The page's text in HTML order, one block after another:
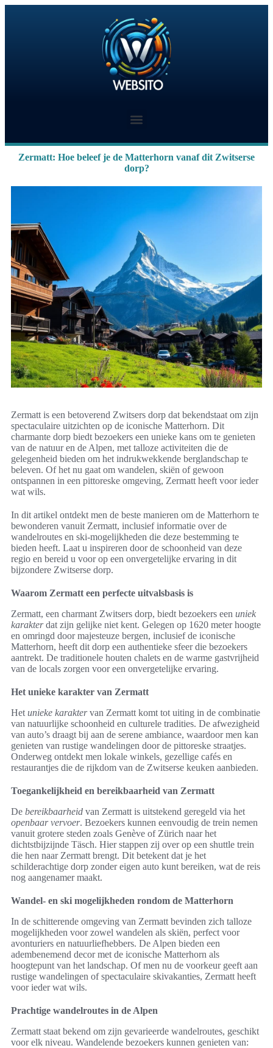
Zermatt: Hoe beleef je de Matterhorn vanaf dit Zwitserse
dorp?
Zermatt is een betoverend Zwitsers dorp dat bekendstaat om zijn
spectaculaire uitzichten op de iconische Matterhorn. Dit
charmante dorp biedt bezoekers een unieke kans om te genieten
van de natuur en de Alpen, met talloze activiteiten die de
gelegenheid bieden om het indrukwekkende berglandschap te
beleven. Of het nu gaat om wandelen, skiën of gewoon
ontspannen in een pittoreske omgeving, Zermatt heeft voor ieder
wat wils.
In dit artikel ontdekt men de beste manieren om de Matterhorn te
bewonderen vanuit Zermatt, inclusief informatie over de
wandelroutes en ski-mogelijkheden die deze bestemming te
bieden heeft. Laat u inspireren door de schoonheid van deze
regio en bereid u voor op een onvergetelijke ervaring in dit
bijzondere Zwitserse dorp.
Waarom Zermatt een perfecte uitvalsbasis is
Zermatt, een charmant Zwitsers dorp, biedt bezoekers een uniek
karakterdat zijn gelijke niet kent. Gelegen op 1620 meter hoogte
en omringd door majesteuze bergen, inclusief de iconische
Matterhorn, heeft dit dorp een authentieke sfeer die bezoekers
aantrekt. De traditionele houten chalets en de warme gastvrijheid
van de locals zorgen voor een onvergetelijke ervaring.
Het unieke karakter van Zermatt
Het unieke karaktervan Zermatt komt tot uiting in de combinatie
van natuurlijke schoonheid en culturele tradities. De afwezigheid
van auto’s draagt bij aan de serene ambiance, waardoor men kan
genieten van rustige wandelingen door de pittoreske straatjes.
Onderweg ontdekt men lokale winkels, gezellige cafés en
restaurantjes die de rijkdom van de Zwitserse keuken aanbieden.
Toegankelijkheid en bereikbaarheid van Zermatt
De bereikbaarheid van Zermatt is uitstekend geregeld via het
openbaar vervoer. Bezoekers kunnen eenvoudig de trein nemen
vanuit grotere steden zoals Genève of Zürich naar het
dichtstbijzijnde Täsch. Hier stappen zij over op een shuttle trein
die hen naar Zermatt brengt. Dit betekent dat je het
schilderachtige dorp zonder eigen auto kunt bereiken, wat de reis
nog aangenamer maakt.
Wandel- en ski mogelijkheden rondom de Matterhorn
In de schitterende omgeving van Zermatt bevinden zich talloze
mogelijkheden voor zowel wandelen als skiën, perfect voor
avonturiers en natuurliefhebbers. De Alpen bieden een
adembenemend decor met de iconische Matterhorn als
hoogtepunt van het landschap. Of men nu de voorkeur geeft aan
rustige wandelingen of spectaculaire skivakanties, Zermatt heeft
voor ieder wat wils.
Prachtige wandelroutes in de Alpen
Zermatt staat bekend om zijn gevarieerde wandelroutes, geschikt
voor elk niveau. Wandelende bezoekers kunnen genieten van: